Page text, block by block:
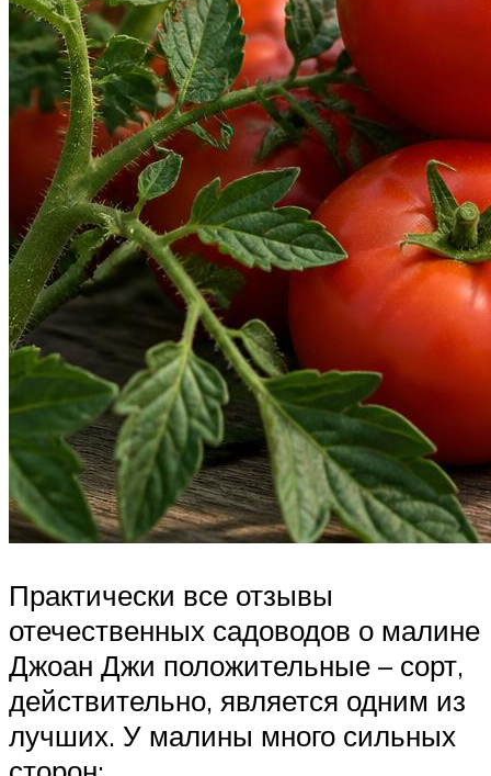
Практически все отзывы
отечественных садоводов о малине
Джоан Джи положительные – сорт,
действительно, является одним из
лучших. У малины много сильных